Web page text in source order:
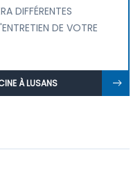
DIFFÉRENTES
DE VOTRE
À LUSANS